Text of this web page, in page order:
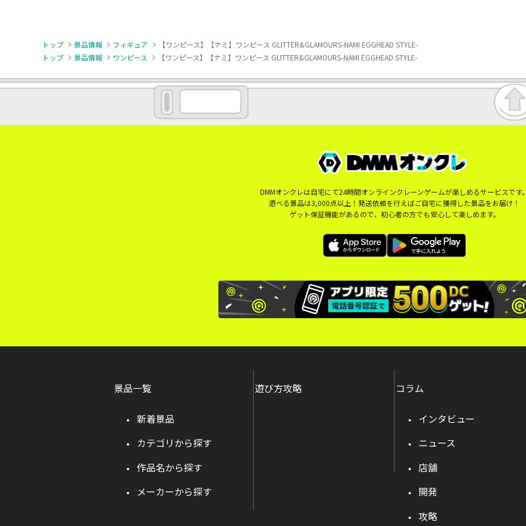
トップ 景品情報 フィギュア
【ワンピース】【ナミ】ワンピース GLITTER&GLAMOURS-NAMI EGGHEAD STYLE-
トップ
景品情報 ワンピース 【ワンピース】【ナミ】ワンピース GLITTER&GLAMOURS-NAMI EGGHEAD STYLE-
DMMオンクレは自宅にて24時間オンラインクレーンゲームが楽しめるサービスです
遊べる景品は3,000点以上！発送依頼を行えばご自宅に獲得した景品をお届け！
ゲット保証機能があるので、初心者の方でも安心して楽しめます。
景品一覧
新着景品
カテゴリから探す
作品名から探す
メーカーから探す
遊び方攻略 コラム
インタビュー
ニュース
店舗
開発
攻略